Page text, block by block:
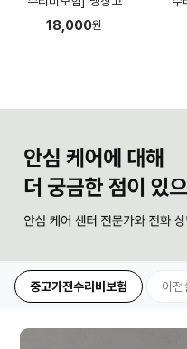
18,000원
중고가전수리비보험 이전